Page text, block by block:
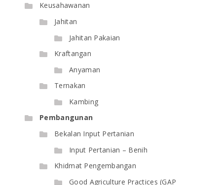
Keusahawanan
Jahitan
Jahitan Pakaian
Kraftangan
Anyaman
Ternakan
Kambing
Pembangunan
Bekalan Input Pertanian
Input Pertanian – Benih
Khidmat Pengembangan
Good Agriculture Practices (GAP